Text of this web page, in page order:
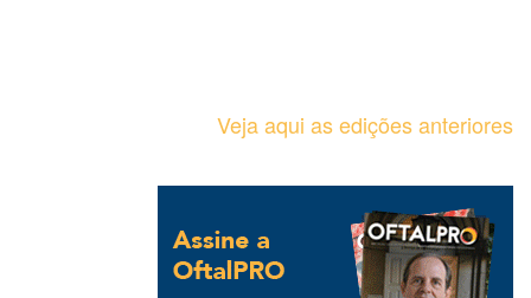
Veja aqui as edições anteriores